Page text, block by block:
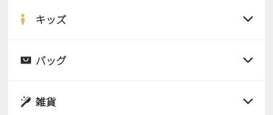
サンダル
スニーカー
サンダル
キッズ
サンダル
バッグ
雑貨